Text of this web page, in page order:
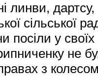
линви, дартсу,
сільської
посіли у
не
з